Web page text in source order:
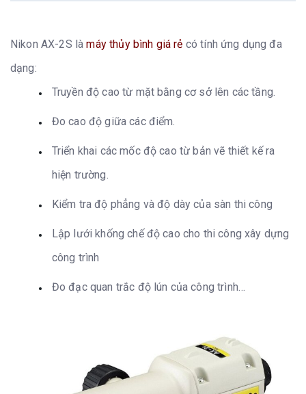
Nikon AX-2S làmáy thủy bình giá rẻ có tính ứng dụng đa
dạng:
Truyền độ cao từ mặt bằng cơ sở lên các tầng.
Đo cao độ giữa các điểm.
Triển khai các mốc độ cao từ bản vẽ thiết kế ra
hiện trường.
Kiểm tra độ phẳng và độ dày của sàn thi công
Lập lưới khống chế độ cao cho thi công xây dựng
công trình
Đo đạc quan trắc độ lún của công trình…